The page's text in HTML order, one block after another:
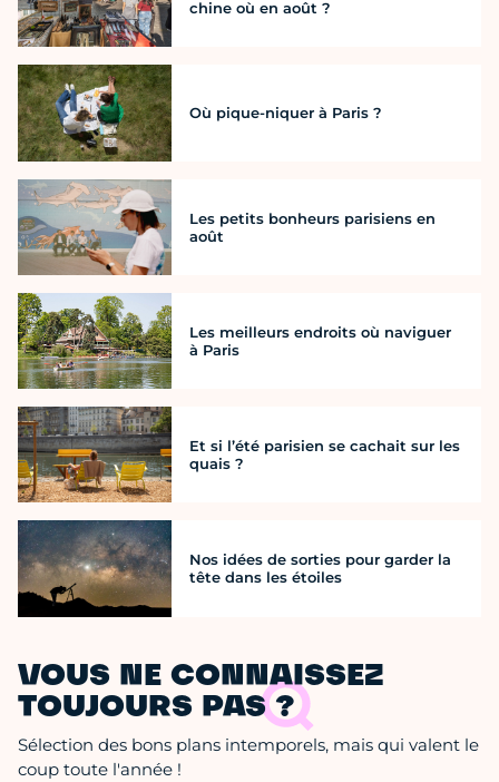
chine où en août ?
Où pique-niquer à Paris ?
Les petits bonheurs parisiens en
août
Les meilleurs endroits où naviguer
à Paris
Et si l’été parisien se cachait sur les
quais ?
Nos idées de sorties pour garder la
tête dans les étoiles
VOUS NE CONNAISSEZ
TOUJOURS PAS ?
Sélection des bons plans intemporels, mais qui valent le
coup toute l'année !